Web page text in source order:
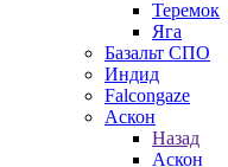
Теремок
Яга
Базальт СПО
Индид
Falcongaze
Аскон
Назад
Аскон